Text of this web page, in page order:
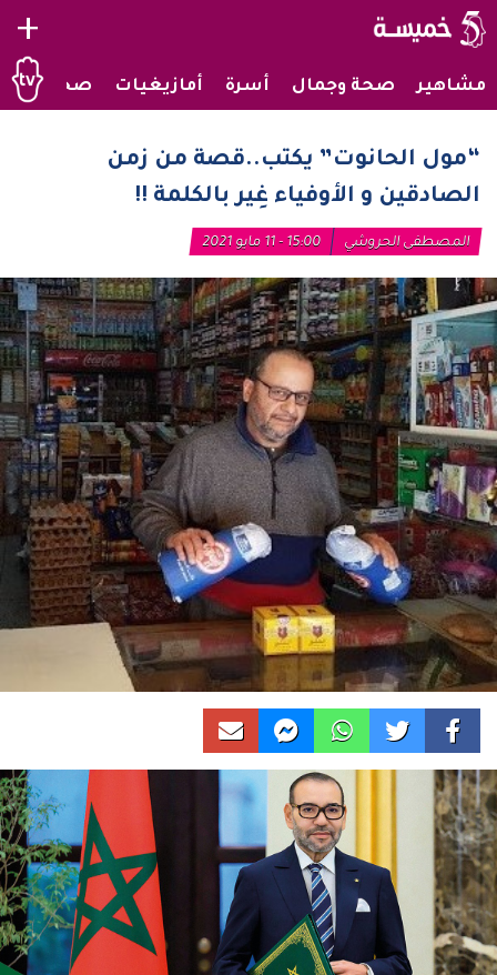
+
مشاهير صحة وجمال أسرة أمازيغيات صحراويات
“مول الحانوت” يكتب..قصة من زمن
الصادقين و الأوفياء غِير بالكلمة !!
المصطفى الحروشي 15:00 - 11 مايو 2021